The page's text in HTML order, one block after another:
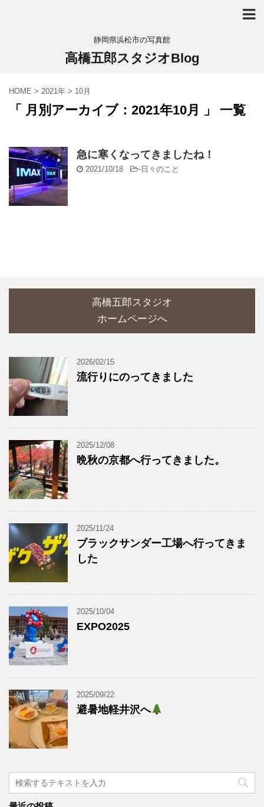
静岡県浜松市の写真館
高橋五郎スタジオBlog
HOME > 2021年 > 10月
「 月別アーカイブ：2021年10月 」 一覧
急に寒くなってきましたね！
2021/10/18 - 日々のこと
高橋五郎スタジオ
ホームページへ
2026/02/15
流行りにのってきました
2025/12/08
晩秋の京都へ行ってきました。
2025/11/24
ブラックサンダー工場へ行ってきま
した
2025/10/04
EXPO2025
2025/09/22
避暑地軽井沢へ